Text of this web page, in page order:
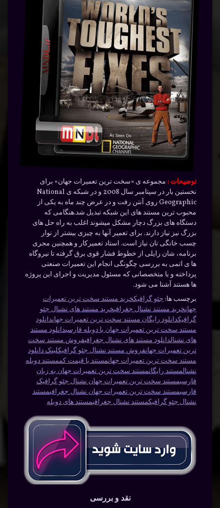
توضیحات : مجموعه ی «سخت ترین تعمیرات جهان» برای
نخستین بار در سپتامبر سال 2008 و در شبکه ی National
Geographic روی آنتن رفت و در عرض چند ماه به یکی از
محبوب ترین مستند های این شبکه تبدیل شد.هنگامی که
دستگاه های بزرگ دچار مشکل میشوند اغلب به راه حل های
بزرگ نیز نیاز دارند. برای تعمیر آنها به چیزی بیشتر از نوار
چسب خانگی تان نیاز است. استاد تعمیرکار و همچنین مجری
برنامه، شان رایلی از خطوط فشار قوی برق گرفته تا نیروگاه
ها ی اتمی به بررسی چگونگی انجام این تعمیرات صنعتی
پرداخته و با متخصصانی که مسئول مدیریت و اجرای این پروژه
ها هستند آشنا می شود.
برچسب ها:جئو گرافیکخرید مستند سخت ترین تعمیرات
جهانخرید مستند نشنال جغرافیخرید مستند های نشنال جئو
گرافیکدانلود رایگان مستند سخت ترین تعمیرات جهاندانلود
مستند سخت ترین تعمیرات جهان با دوبله فارسیدانلود مستند
های نشنالدانلود مستند های نشنال جغرافیفروش مستند سخت
ترین تعمیرات جهانفروش مستند نشنال جئو گرافیکلینک دانلود
مستند سخت ترین تعمیرات جهانمستند با قیمت کممستند دوبله
نشنالمستند رایگانمستند سخت ترین تعمیرات جهان به زبان
فارسیمستند سخت ترین تعمیرات جهان نشنال جئو گرافیک
فارسیمستند سخت ترین تعمیرات جهان نشنال جغرافیمستند
نشنال جئو گرافیکمستند نشنال جغرافیمستند های دوبله
نقد و بررسی